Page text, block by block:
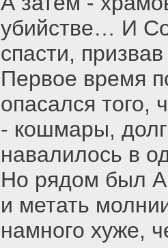
убийстве… И
спасти,
Первое время
опасался того,
- кошмары,
навалилось в
Но рядом был
и метать
намного хуже,